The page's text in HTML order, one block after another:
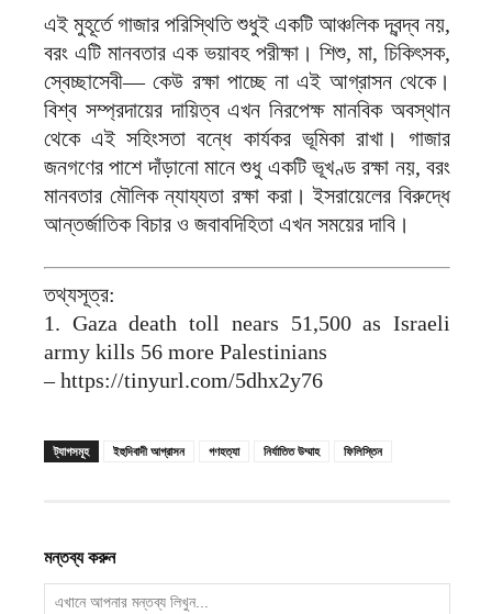
এই মুহূর্তে গাজার পরিস্থিতি শুধুই একটি আঞ্চলিক দ্বন্দ্ব নয়,
বরং এটি মানবতার এক ভয়াবহ পরীক্ষা। শিশু, মা, চিকিৎসক,
স্বেচ্ছাসেবী— কেউ রক্ষা পাচ্ছে না এই আগ্রাসন থেকে।
বিশ্ব সম্প্রদায়ের দায়িত্ব এখন নিরপেক্ষ মানবিক অবস্থান
থেকে এই সহিংসতা বন্ধে কার্যকর ভূমিকা রাখা। গাজার
জনগণের পাশে দাঁড়ানো মানে শুধু একটি ভূখণ্ড রক্ষা নয়, বরং
মানবতার মৌলিক ন্যায্যতা রক্ষা করা। ইসরায়েলের বিরুদ্ধে
আন্তর্জাতিক বিচার ও জবাবদিহিতা এখন সময়ের দাবি।
তথ্যসূত্র:
1. Gaza death toll nears 51,500 as Israeli
army kills 56 more Palestinians
– https://tinyurl.com/5dhx2y76
ট্যাগসমূহ ইহুদিবাদী আগ্রাসন গণহত্যা নির্যাতিত উম্মাহ ফিলিস্তিন
মন্তব্য করুন